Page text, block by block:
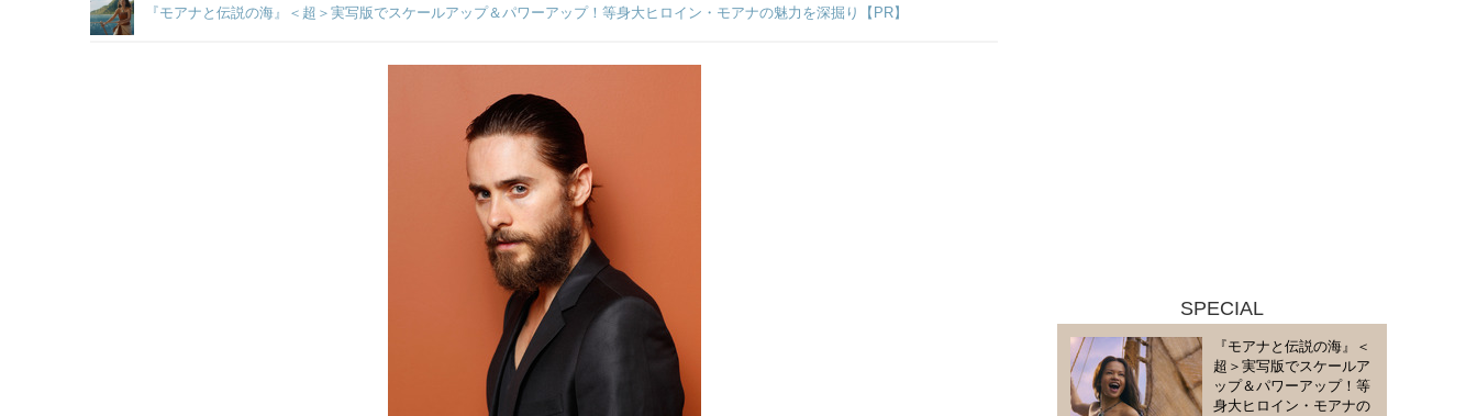
『モアナと伝説の海』＜超＞実写版でスケールアップ＆パワーアップ！等身大ヒロイン・モアナの魅力を深掘り【PR】
SPECIAL
『モアナと伝説の海』＜
超＞実写版でスケールア
ップ＆パワーアップ！等
身大ヒロイン・モアナの